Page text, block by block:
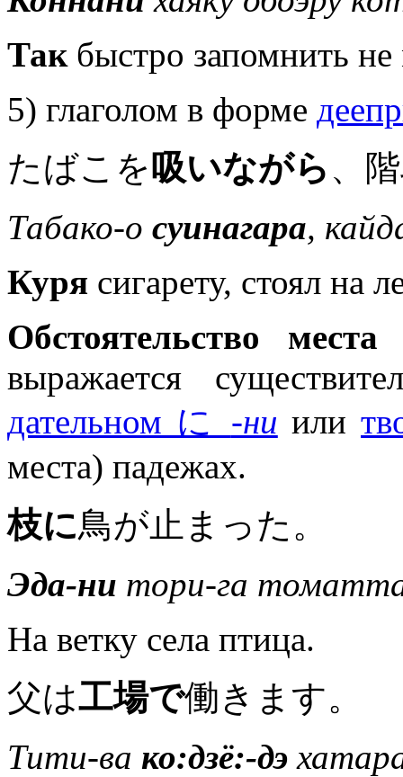
Такбыстро запомнить не
5) глаголом в форме
たばこを吸いながら 、
Табако-о суинагара,
Куря сигарету, стоял на
Обстоятельство места
выражается
дательном に -ни или
места) падежах.
枝に鳥が止まった。
Эда-ни тори-га
На ветку села птица.
父は工場で働きます。
Тити-ва ко:дзё:-дэ